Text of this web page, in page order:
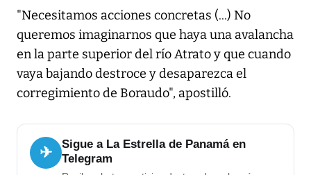
"Necesitamos acciones concretas (...) No
queremos imaginarnos que haya una avalancha
en la parte superior del río Atrato y que cuando
vaya bajando destroce y desaparezca el
corregimiento de Boraudo", apostilló.
✈
Sigue a La Estrella de Panamá en
Telegram